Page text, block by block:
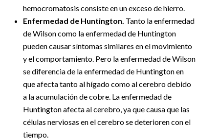
hemocromatosis consiste en un exceso de hierro.
Enfermedad de Huntington. Tanto la enfermedad
de Wilson como la enfermedad de Huntington
pueden causar síntomas similares en el movimiento
y el comportamiento. Pero la enfermedad de Wilson
se diferencia de la enfermedad de Huntington en
que afecta tanto al hígado como al cerebro debido
a la acumulación de cobre. La enfermedad de
Huntington afecta al cerebro, ya que causa que las
células nerviosas en el cerebro se deterioren con el
tiempo.